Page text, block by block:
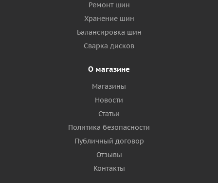
Ремонт шин
Хранение шин
Балансировка шин
Сварка дисков
О магазине
Магазины
Новости
Статьи
Политика безопасности
Публичный договор
Отзывы
Контакты